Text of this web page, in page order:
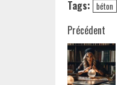
Tags: béton
d’article
Précédent